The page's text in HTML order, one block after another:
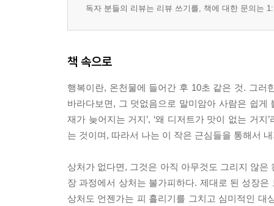
독자 분들의 리뷰는 리뷰 쓰기를, 책에 대한 문의는
책 속으로
행복이란, 온천물에 들어간 후 10초 같은 것. 그
바라다보면, 그 덧없음으로 말미암아 사람은 쉽게
재가 늦어지는 거지’, ‘왜 디저트가 맛이 없는 거
는 것이며, 따라서 나는 이 작은 근심들을 통해서
상처가 없다면, 그것은 아직 아무것도 그리지 않
장 과정에서 상처는 불가피하다. 제대로 된 성장
상처도 언젠가는 피 흘리기를 그치고 심미적인 대